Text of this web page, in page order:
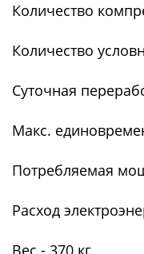
Количество
Количество
Суточная
Макс.
Потребляемая
Расход